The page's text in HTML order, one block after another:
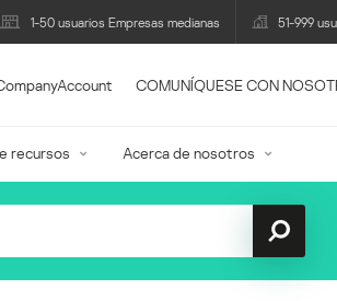
1-50 usuarios Empresas medianas 51-999
COMUNÍQUESE CON
recursos Acerca de nosotros